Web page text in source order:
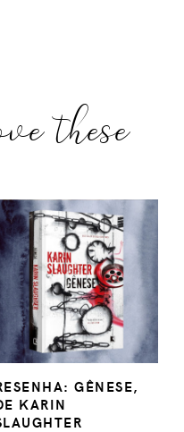
these
GÊNESE,
KARIN